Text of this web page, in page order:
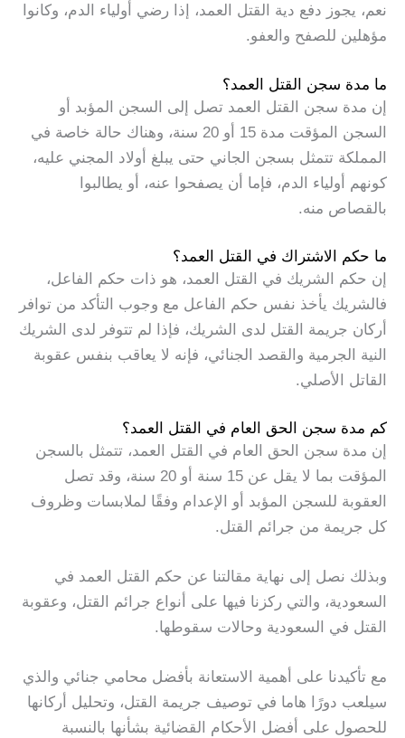
نعم، يجوز دفع دية القتل العمد، إذا رضي أولياء الدم، وكانوا
مؤهلين للصفح والعفو.
ما مدة سجن القتل العمد؟
إن مدة سجن القتل العمد تصل إلى السجن المؤبد أو
السجن المؤقت مدة 15 أو 20 سنة، وهناك حالة خاصة في
المملكة تتمثل بسجن الجاني حتى يبلغ أولاد المجني عليه،
كونهم أولياء الدم، فإما أن يصفحوا عنه، أو يطالبوا
بالقصاص منه.
ما حكم الاشتراك في القتل العمد؟
إن حكم الشريك في القتل العمد، هو ذات حكم الفاعل،
فالشريك يأخذ نفس حكم الفاعل مع وجوب التأكد من توافر
أركان جريمة القتل لدى الشريك، فإذا لم تتوفر لدى الشريك
النية الجرمية والقصد الجنائي، فإنه لا يعاقب بنفس عقوبة
القاتل الأصلي.
كم مدة سجن الحق العام في القتل العمد؟
إن مدة سجن الحق العام في القتل العمد، تتمثل بالسجن
المؤقت بما لا يقل عن 15 سنة أو 20 سنة، وقد تصل
العقوبة للسجن المؤبد أو الإعدام وفقًا لملابسات وظروف
كل جريمة من جرائم القتل.
وبذلك نصل إلى نهاية مقالتنا عن حكم القتل العمد في
السعودية، والتي ركزنا فيها على أنواع جرائم القتل، وعقوبة
القتل في السعودية وحالات سقوطها.
مع تأكيدنا على أهمية الاستعانة بأفضل محامي جنائي والذي
سيلعب دورًا هاما في توصيف جريمة القتل، وتحليل أركانها
للحصول على أفضل الأحكام القضائية بشأنها بالنسبة